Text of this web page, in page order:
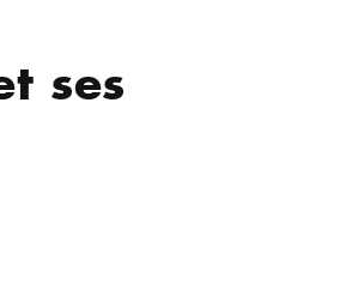
ses